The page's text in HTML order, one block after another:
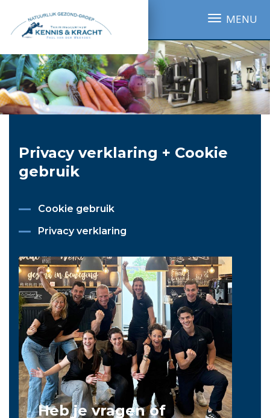
MENU
Privacy verklaring + Cookie
gebruik
Cookie gebruik
Privacy verklaring
Heb je vragen of